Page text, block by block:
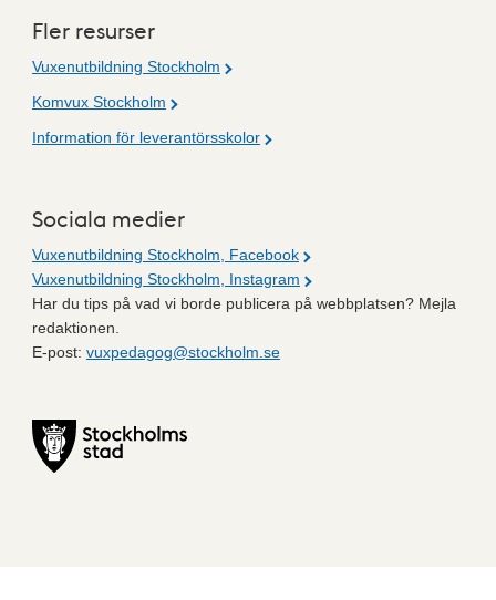
Fler resurser
Vuxenutbildning Stockholm
Komvux Stockholm
Information för leverantörsskolor
Sociala medier
Vuxenutbildning Stockholm, Facebook
Vuxenutbildning Stockholm, Instagram
Har du tips på vad vi borde publicera på webbplatsen? Mejla
redaktionen.
E-post: vuxpedagog@stockholm.se